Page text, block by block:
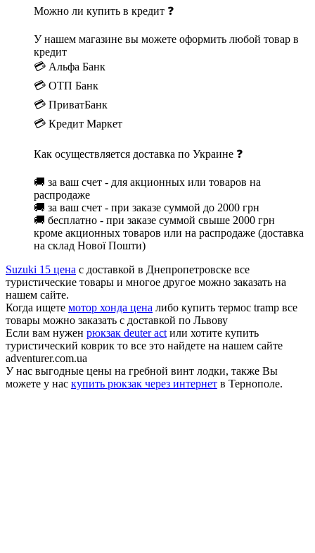
Можно ли купить в кредит ❓
У нашем магазине вы можете оформить любой товар в
кредит
💳 Альфа Банк
💳 ОТП Банк
💳 ПриватБанк
💳 Кредит Маркет
Как осуществляется доставка по Украине ❓
🚚 за ваш счет - для акционных или товаров на
распродаже
🚚 за ваш счет - при заказе суммой до 2000 грн
🚚 бесплатно - при заказе суммой свыше 2000 грн
кроме акционных товаров или на распродаже (доставка
на склад Нової Пошти)
Suzuki 15 цена с доставкой в Днепропетровске все
туристические товары и многое другое можно заказать на
нашем сайте.
Когда ищете мотор хонда цена либо купить термос tramp все
товары можно заказать с доставкой по Львову
Если вам нужен рюкзак deuter actили хотите купить
туристический коврик то все это найдете на нашем сайте
adventurer.com.ua
У нас выгодные цены на гребной винт лодки, также Вы
можете у нас купить рюкзак через интернет в Тернополе.